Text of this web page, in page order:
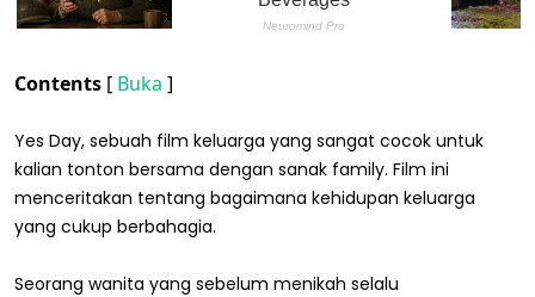
Contents [ Buka ]
Yes Day, sebuah film keluarga yang sangat cocok untuk
kalian tonton bersama dengan sanak family. Film ini
menceritakan tentang bagaimana kehidupan keluarga
yang cukup berbahagia.
Seorang wanita yang sebelum menikah selalu